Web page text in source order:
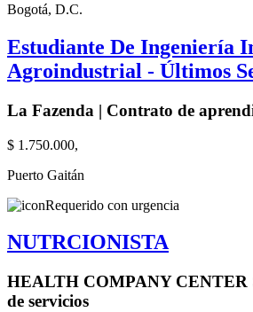
Bogotá, D.C.
Estudiante De Ingeniería
Agroindustrial - Últimos
La Fazenda | Contrato de
$ 1.750.000,
Puerto Gaitán
Requerido con urgencia
NUTRCIONISTA
HEALTH COMPANY CENTER
de servicios